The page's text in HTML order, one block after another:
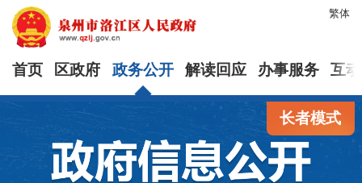
繁体
首页 区政府 政务公开 解读回应 办事服务 互
长者模式